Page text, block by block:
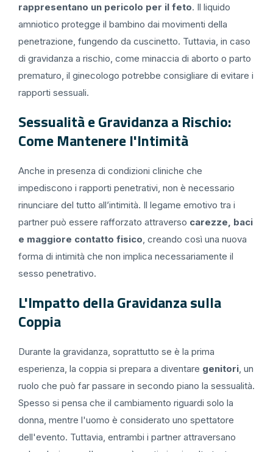
rappresentano un pericolo per il feto. Il liquido
amniotico protegge il bambino dai movimenti della
penetrazione, fungendo da cuscinetto. Tuttavia, in caso
di gravidanza a rischio, come minaccia di aborto o parto
prematuro, il ginecologo potrebbe consigliare di evitare i
rapporti sessuali.
Sessualità e Gravidanza a Rischio:
Come Mantenere l'Intimità
Anche in presenza di condizioni cliniche che
impediscono i rapporti penetrativi, non è necessario
rinunciare del tutto all’intimità. Il legame emotivo tra i
partner può essere rafforzato attraverso carezze, baci
e maggiore contatto fisico, creando così una nuova
forma di intimità che non implica necessariamente il
sesso penetrativo.
L'Impatto della Gravidanza sulla
Coppia
Durante la gravidanza, soprattutto se è la prima
esperienza, la coppia si prepara a diventare genitori, un
ruolo che può far passare in secondo piano la sessualità.
Spesso si pensa che il cambiamento riguardi solo la
donna, mentre l'uomo è considerato uno spettatore
dell'evento. Tuttavia, entrambi i partner attraversano